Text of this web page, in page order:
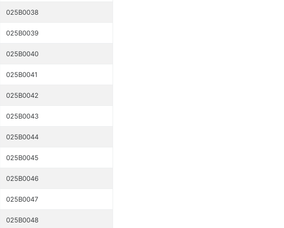
025B0038
025B0039
025B0040
025B0041
025B0042
025B0043
025B0044
025B0045
025B0046
025B0047
025B0048